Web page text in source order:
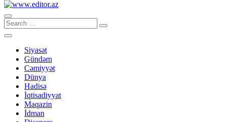
Siyasət
Gündəm
Cəmiyyət
Dünya
Hadisə
İqtisadiyyat
Maqazin
İdman